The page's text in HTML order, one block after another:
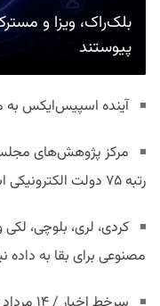
بلک‌راک، ویزا و
پیوستند
آینده اسپیس‌ایکس
مرکز پژوهش‌های
رتبه ۷۵ دولت الکترونیکی است
کردی، لری، بلوچی،
مصنوعی برای بقا به داده